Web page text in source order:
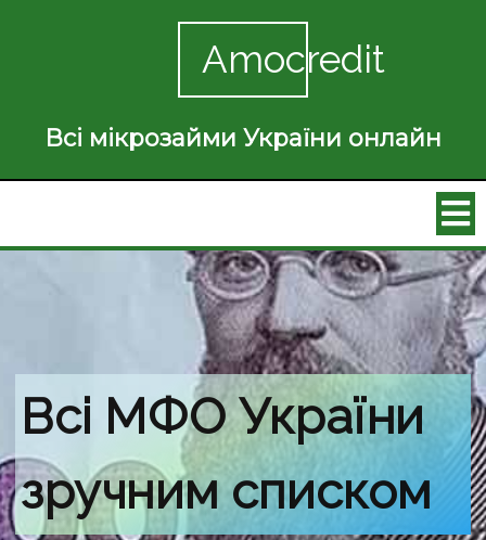
Amocredit
Всі мікрозайми України онлайн
Всі МФО України
зручним списком